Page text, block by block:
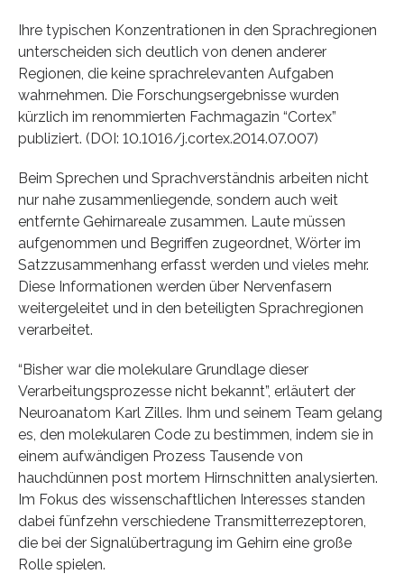
Ihre typischen Konzentrationen in den Sprachregionen
unterscheiden sich deutlich von denen anderer
Regionen, die keine sprachrelevanten Aufgaben
wahrnehmen. Die Forschungsergebnisse wurden
kürzlich im renommierten Fachmagazin “Cortex”
publiziert. (DOI: 10.1016/j.cortex.2014.07.007)
Beim Sprechen und Sprachverständnis arbeiten nicht
nur nahe zusammenliegende, sondern auch weit
entfernte Gehirnareale zusammen. Laute müssen
aufgenommen und Begriffen zugeordnet, Wörter im
Satzzusammenhang erfasst werden und vieles mehr.
Diese Informationen werden über Nervenfasern
weitergeleitet und in den beteiligten Sprachregionen
verarbeitet.
“Bisher war die molekulare Grundlage dieser
Verarbeitungsprozesse nicht bekannt”, erläutert der
Neuroanatom Karl Zilles. Ihm und seinem Team gelang
es, den molekularen Code zu bestimmen, indem sie in
einem aufwändigen Prozess Tausende von
hauchdünnen post mortem Hirnschnitten analysierten.
Im Fokus des wissenschaftlichen Interesses standen
dabei fünfzehn verschiedene Transmitterrezeptoren,
die bei der Signalübertragung im Gehirn eine große
Rolle spielen.